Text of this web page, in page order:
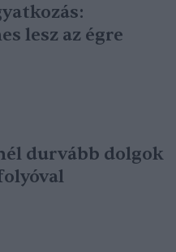
lesz az égre
durvább dolgok